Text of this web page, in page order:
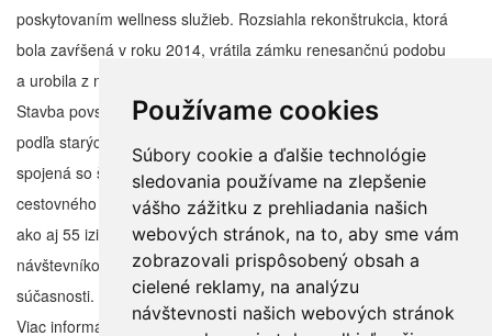
Používame cookies
Súbory cookie a ďalšie technológie
sledovania používame na zlepšenie
vášho zážitku z prehliadania našich
webových stránok, na to, aby sme vám
zobrazovali prispôsobený obsah a
cielené reklamy, na analýzu
návštevnosti našich webových stránok
poskytovaním wellness služieb. Rozsiahla rekonštrukcia, ktorá
bola zavŕšená v roku 2014, vrátila zámku renesančnú podobu
a urobila z neho aristokratickú pýchu podpolianskeho regiónu.
Stavba povstala z ruín poľovníckeho hradu uhorských kráľov,
podľa starých zachovalých plánov. Výnimočnosť prostredia
spojená so špičkovými luxusnými službami urobili zo zámku klenot
cestovného ruchu. Historicky zariadený interiér priestorov zámku,
ako aj 55 izieb v ôsmich kategóriách, dávajú každému
návštevníkovi priestor na vychutnanie si čara renesancie v
súčasnosti.
Viac informácií je na www.grandviglas.com, rezervácie: 045